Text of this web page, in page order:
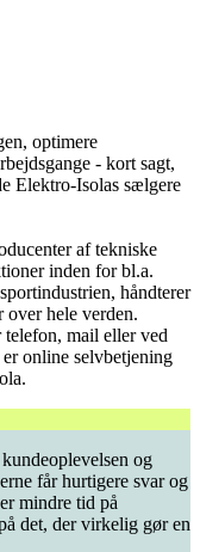
optimere
- kort sagt,
Elektro-Isolas sælgere
af tekniske
inden for bl.a.
håndterer
hele verden.
mail eller ved
online selvbetjening
og
får hurtigere svar og
mindre tid på
det, der virkelig gør en